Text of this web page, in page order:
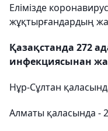
Елімізде
жұқтырғандардың
Қазақстанда 272
инфекциясынан
Нұр-Сұлтан
Алматы қаласында -